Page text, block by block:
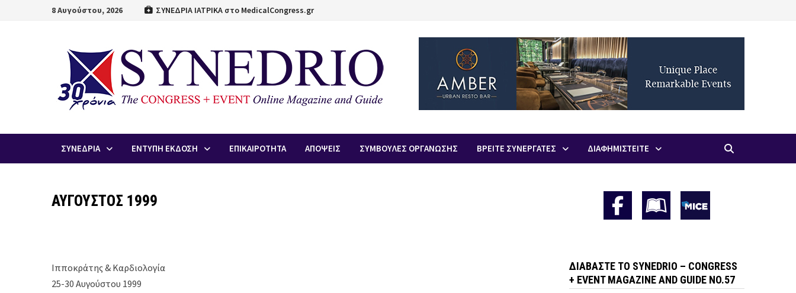
8 Αυγούστου, 2026 ΣΥΝΕΔΡΙΑ ΙΑΤΡΙΚΑ στο MedicalCongress.gr
ΣΥΝΕΔΡΙΑ ΕΝΤΥΠΗ ΕΚΔΟΣΗ ΕΠΙΚΑΙΡΟΤΗΤΑ ΑΠOΨΕΙΣ ΣΥΜΒΟΥΛΕΣ ΟΡΓΑΝΩΣΗΣ ΒΡΕΙΤΕ ΣΥΝΕΡΓΑΤΕΣ ΔΙΑΦΗΜΙΣΤΕΙΤΕ
ΑΥΓΟΥΣΤΟΣ 1999
Ιπποκράτης & Καρδιολογία
25-30 Αυγούστου 1999
ΔΙΑΒΆΣΤΕ ΤΟ SYNEDRIO – CONGRESS
+ EVENT MAGAZINE AND GUIDE NO.57